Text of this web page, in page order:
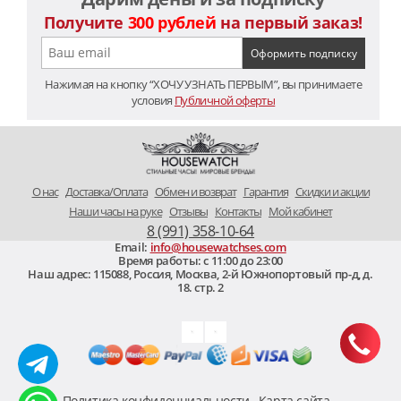
Получите 300 рублей на первый заказ!
Нажимая на кнопку “ХОЧУ УЗНАТЬ ПЕРВЫМ”, вы принимаете
условия Публичной оферты
O нас Доставка/Оплата Обмен и возврат Гарантия Скидки и акции
Наши часы на руке Отзывы Контакты Мой кабинет
8 (991) 358-10-64
Email: info@housewatchses.com
Время работы: c 11:00 до 23:00
Наш адрес: 115088, Россия, Москва 2-й Южнопортовый пр-д, д.
18. стр. 2